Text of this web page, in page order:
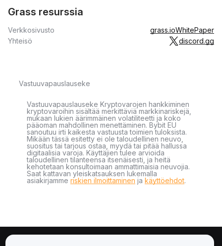
Grass resurssia
Verkkosivusto grass.ioWhitePaper
Yhteisö
discord.gg
Vastuuvapauslauseke
Vastuuvapauslauseke Kryptovarojen hankkiminen
kryptovaroihin sisältää merkittäviä markkinariskejä,
mukaan lukien äärimmäinen volatiliteetti ja koko
pääoman mahdollinen menettäminen. Bybit EU
sanoutuu irti kaikesta vastuusta toimien tuloksista.
Mikään tässä esitetty ei ole taloudellinen neuvo,
suositus tai tarjous ostaa, myydä tai pitää hallussa
digitaalisia varoja. Käyttäjien tulee arvioida
taloudellinen tilanteensa itsenäisesti, ja heitä
kehotetaan konsultoimaan ammattimaisia neuvojia.
Saat kattavan yleiskatsauksen lukemalla
asiakirjamme riskien ilmoittaminen ja käyttöehdot.